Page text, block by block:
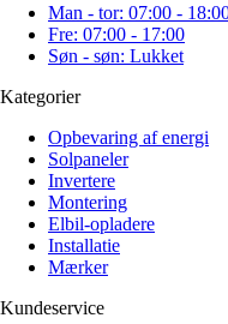
Man - tor: 07:00 -
Fre: 07:00 - 17:00
Søn - søn: Lukket
Kategorier
Opbevaring af energi
Solpaneler
Invertere
Montering
Elbil-opladere
Installatie
Mærker
Kundeservice